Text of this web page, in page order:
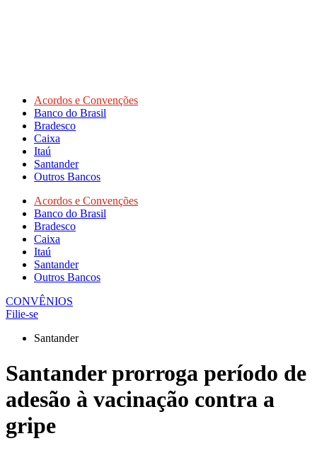
Acordos e Convenções
Banco do Brasil
Bradesco
Caixa
Itaú
Santander
Outros Bancos
Acordos e Convenções
Banco do Brasil
Bradesco
Caixa
Itaú
Santander
Outros Bancos
CONVÊNIOS
Filie-se
Santander
Santander prorroga período de
adesão à vacinação contra a
gripe